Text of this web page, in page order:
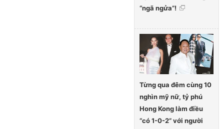
“ngã ngửa”!
Từng qua đêm cùng 10
nghìn mỹ nữ, tỷ phú
Hong Kong làm điều
“có 1-0-2” với người